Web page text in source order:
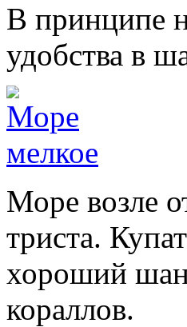
В принципе
удобства в
Море возле
триста.
хороший
кораллов.